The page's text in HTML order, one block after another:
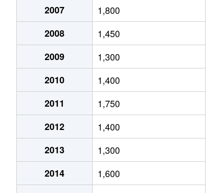
上志津
820万円
上志津
850万円
上志津
730万円
2,000万円
中志津
1,300万円
中志津
1,600万円
中志津
2,400万円
中志津
2,300万円
2007
1,800
2008
1,450
2009
1,300
2010
1,400
2011
1,750
2012
1,400
2013
1,300
2014
1,600